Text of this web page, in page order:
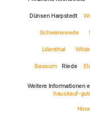
Dünsen Harpstedt
Schwanewede
Lilienthal
Bassum Riede
Weitere Informationen
hauskauf-